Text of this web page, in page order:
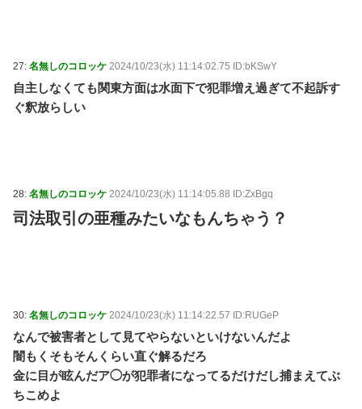
27: 名無しのコロッケ 2024/10/23(水) 11:14:02.75 ID:bKSwY
自主しなくても関東方面は水面下で犯罪増え過ぎて不起訴す
ぐ釈放らしい
28: 名無しのコロッケ 2024/10/23(水) 11:14:05.88 ID:ZxBgq
司法取引の亜種みたいなもんちゃう？
30: 名無しのコロッケ 2024/10/23(水) 11:14:22.57 ID:RUGeP
なんで被害者として見てやらないといけないんだよ
闇もくそもそんくらい直ぐ解るだろ
金に目が眩んだア◯が犯罪者になってるだけだし捕まえてぶ
ちこめよ